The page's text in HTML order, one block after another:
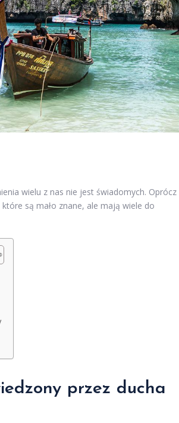
wielu z nas nie jest świadomych. Oprócz
są mało znane, ale mają wiele do
przez ducha